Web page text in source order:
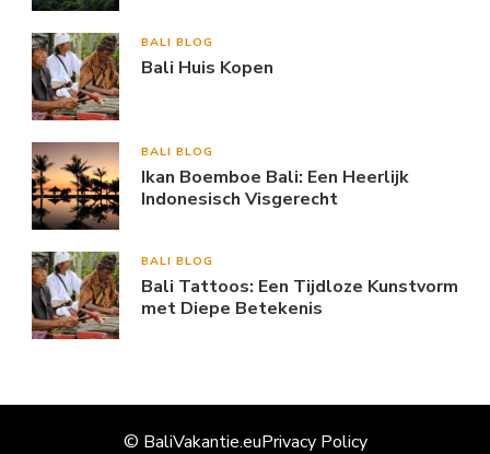
BALI BLOG
Bali Huis Kopen
BALI BLOG
Ikan Boemboe Bali: Een Heerlijk
Indonesisch Visgerecht
BALI BLOG
Bali Tattoos: Een Tijdloze Kunstvorm
met Diepe Betekenis
© BaliVakantie.euPrivacy Policy